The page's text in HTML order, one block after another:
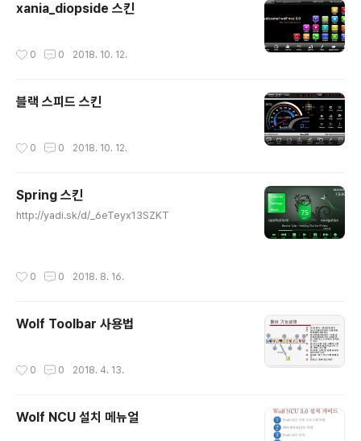
xania_diopside 스킨
0 0 2018. 10. 12.
블랙 스피드 스킨
0 0 2018. 10. 12.
Spring 스킨
http://yadi.sk/d/_6eTeyx13SZKT
0 0 2018. 8. 16.
Wolf Toolbar 사용법
0 0 2018. 4. 13.
Wolf NCU 설치 메뉴얼